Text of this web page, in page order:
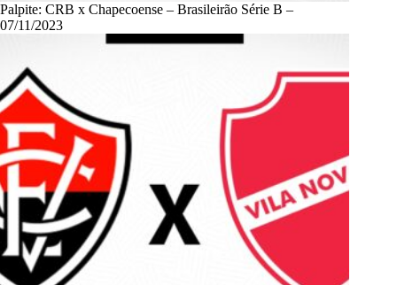
Palpite: CRB x Chapecoense – Brasileirão Série B –
07/11/2023